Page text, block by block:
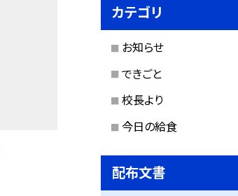
カテゴリ
お知らせ
できごと
校長より
今日の給食
配布文書